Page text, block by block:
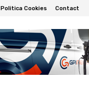
Politica Cookies Contact